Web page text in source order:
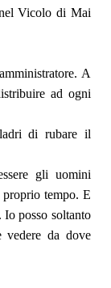
Vicolo di Mai
A
ad ogni
di rubare il
gli uomini
proprio tempo. E
Io posso soltanto
vedere da dove